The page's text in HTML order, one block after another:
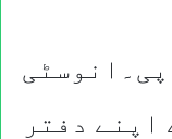
دفتر